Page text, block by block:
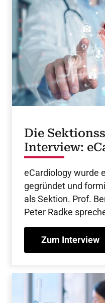
Die
Interview:
Ausschuss
eCardiology wurde
gegründet und
als Sektion. Prof.
Peter Radke
Entwicklungen, die
über die Zukunft
Zum Interview